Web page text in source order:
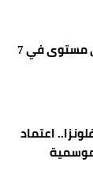
الذهب يواصل الصعود لأعلى مستوى في 7
اعتماد